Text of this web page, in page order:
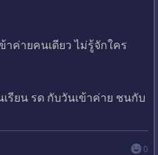
าค่ายคนเดียว ไม่รู้จักใคร
รียน รด กับวันเข้าค่าย ชนกับ
0